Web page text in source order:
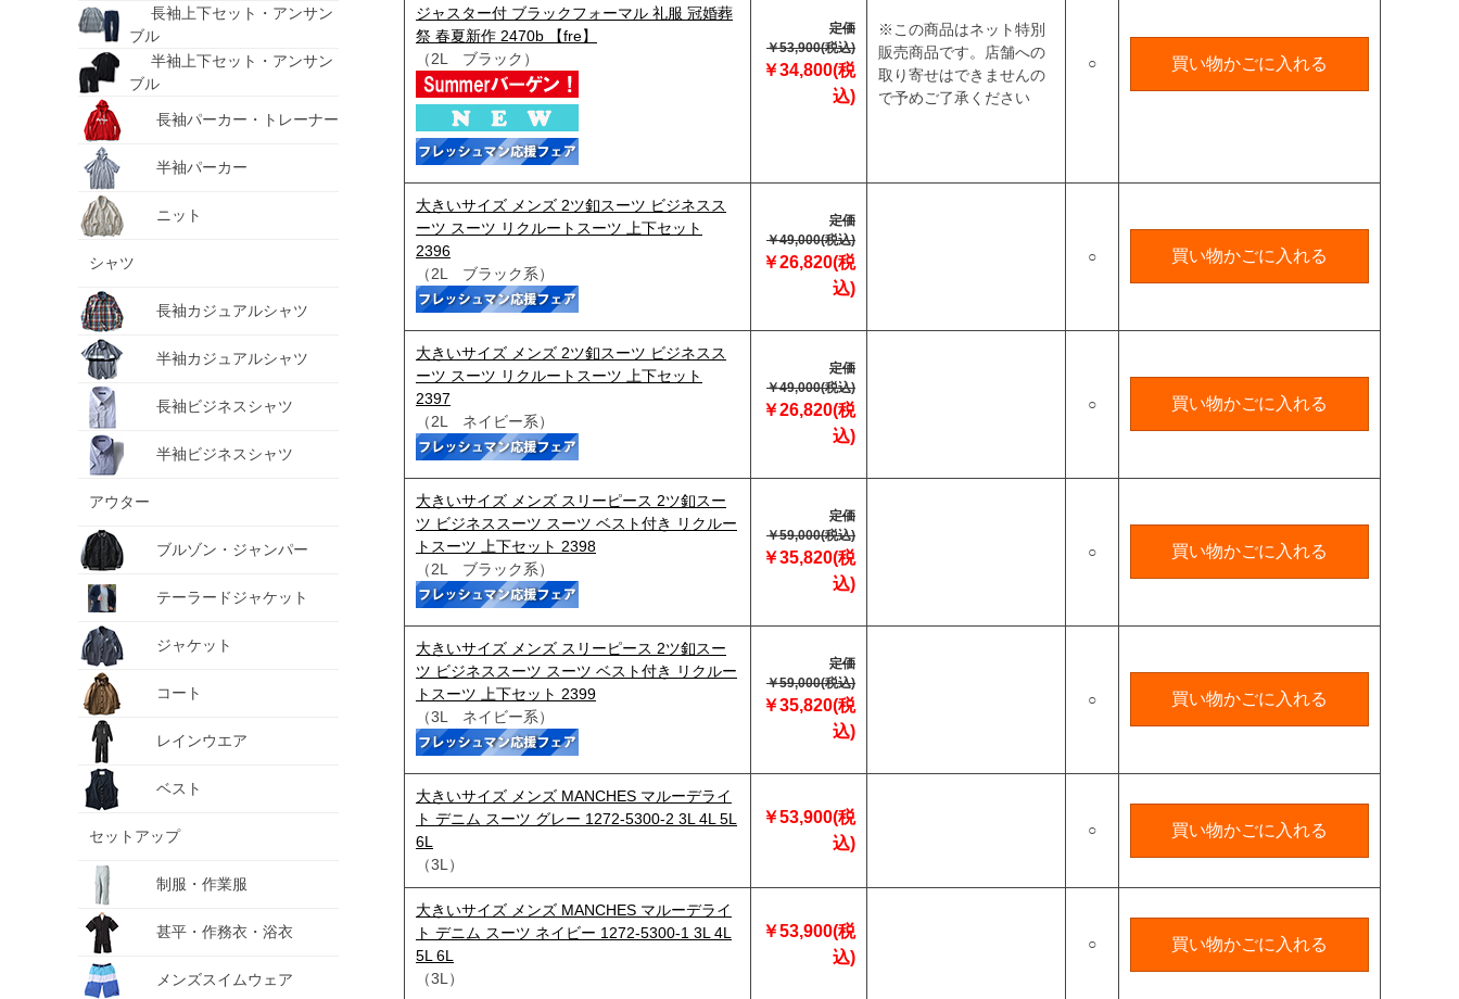
長袖上下セット・アンサン
ブル
半袖上下セット・アンサン
ブル
長袖パーカー・トレーナー
半袖パーカー
ニット
シャツ
長袖カジュアルシャツ
半袖カジュアルシャツ
長袖ビジネスシャツ
半袖ビジネスシャツ
アウター
ブルゾン・ジャンパー
テーラードジャケット
ジャケット
コート
レインウエア
ベスト
セットアップ
制服・作業服
甚平・作務衣・浴衣
メンズスイムウェア
ジャスター付 ブラックフォーマル 礼服 冠婚葬
祭 春夏新作 2470b 【fre】
（2L ブラック）
定価
￥53,900(税込)
￥34,800(税
込)
※この商品はネット特別
販売商品です。店舗への
取り寄せはできませんの
で予めご了承ください
○ 買い物かごに入れる
大きいサイズ メンズ 2ツ釦スーツ ビジネスス
ーツ スーツ リクルートスーツ 上下セット
2396
（2L ブラック系）
定価
￥49,000(税込)
￥26,820(税
込)
○ 買い物かごに入れる
大きいサイズ メンズ 2ツ釦スーツ ビジネスス
ーツ スーツ リクルートスーツ 上下セット
2397
（2L ネイビー系）
定価
￥49,000(税込)
￥26,820(税
込)
○ 買い物かごに入れる
大きいサイズ メンズ スリーピース 2ツ釦スー
ツ ビジネススーツ スーツ ベスト付き リクルー
トスーツ 上下セット 2398
（2L ブラック系）
定価
￥59,000(税込)
￥35,820(税
込)
○ 買い物かごに入れる
大きいサイズ メンズ スリーピース 2ツ釦スー
ツ ビジネススーツ スーツ ベスト付き リクルー
トスーツ 上下セット 2399
（3L ネイビー系）
定価
￥59,000(税込)
￥35,820(税
込)
○ 買い物かごに入れる
大きいサイズ メンズ MANCHES マルーデライ
ト デニム スーツ グレー 1272-5300-2 3L 4L 5L
6L
（3L）
￥53,900(税
込)
○ 買い物かごに入れる
大きいサイズ メンズ MANCHES マルーデライ
ト デニム スーツ ネイビー 1272-5300-1 3L 4L
5L 6L
（3L）
￥53,900(税
込)
○ 買い物かごに入れる